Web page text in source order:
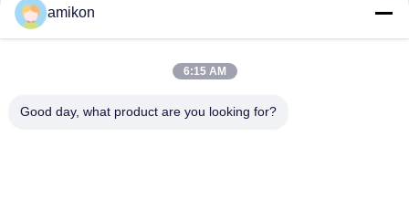
Tel：0086-180-20776792
amikon
6:15 AM
Good day, what product are you looking for?